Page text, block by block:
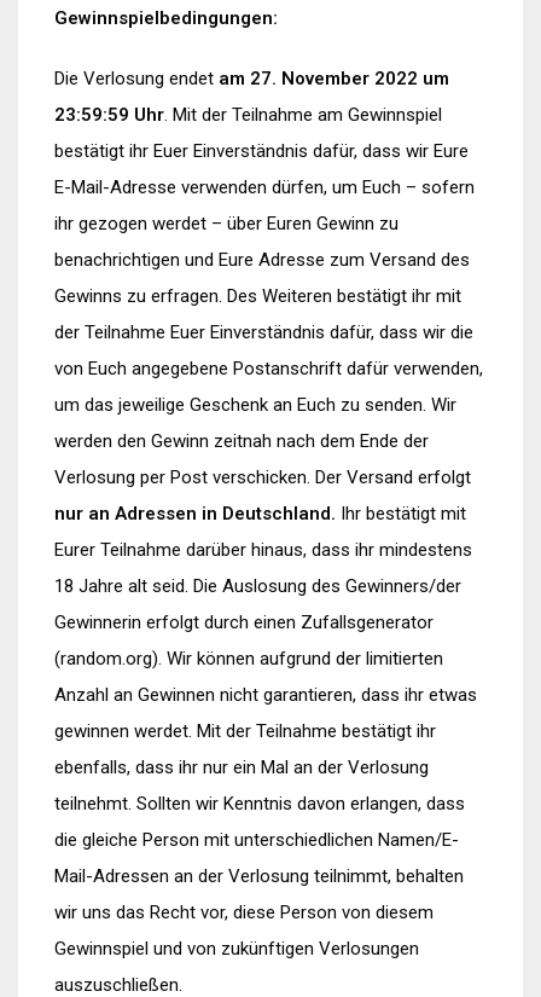
Gewinnspielbedingungen:
Die Verlosung endet am 27. November 2022 um
23:59:59 Uhr. Mit der Teilnahme am Gewinnspiel
bestätigt ihr Euer Einverständnis dafür, dass wir Eure
E-Mail-Adresse verwenden dürfen, um Euch – sofern
ihr gezogen werdet – über Euren Gewinn zu
benachrichtigen und Eure Adresse zum Versand des
Gewinns zu erfragen. Des Weiteren bestätigt ihr mit
der Teilnahme Euer Einverständnis dafür, dass wir die
von Euch angegebene Postanschrift dafür verwenden,
um das jeweilige Geschenk an Euch zu senden. Wir
werden den Gewinn zeitnah nach dem Ende der
Verlosung per Post verschicken. Der Versand erfolgt
nur an Adressen in Deutschland. Ihr bestätigt mit
Eurer Teilnahme darüber hinaus, dass ihr mindestens
18 Jahre alt seid. Die Auslosung des Gewinners/der
Gewinnerin erfolgt durch einen Zufallsgenerator
(random.org). Wir können aufgrund der limitierten
Anzahl an Gewinnen nicht garantieren, dass ihr etwas
gewinnen werdet. Mit der Teilnahme bestätigt ihr
ebenfalls, dass ihr nur ein Mal an der Verlosung
teilnehmt. Sollten wir Kenntnis davon erlangen, dass
die gleiche Person mit unterschiedlichen Namen/E-
Mail-Adressen an der Verlosung teilnimmt, behalten
wir uns das Recht vor, diese Person von diesem
Gewinnspiel und von zukünftigen Verlosungen
auszuschließen.